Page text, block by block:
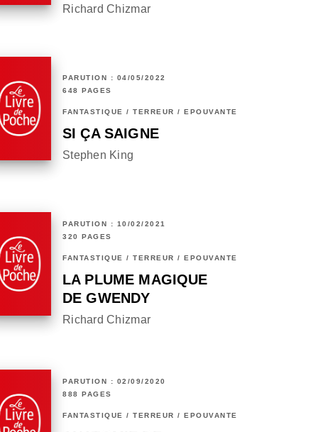
Richard Chizmar
PARUTION : 04/05/2022
648 PAGES
FANTASTIQUE / TERREUR / EPOUVANTE
SI ÇA SAIGNE
Stephen King
PARUTION : 10/02/2021
320 PAGES
FANTASTIQUE / TERREUR / EPOUVANTE
LA PLUME MAGIQUE
DE GWENDY
Richard Chizmar
PARUTION : 02/09/2020
888 PAGES
FANTASTIQUE / TERREUR / EPOUVANTE